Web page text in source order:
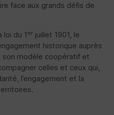
face aux grands défis de
loi du 1 er juillet 1901, le
historique auprès
son modèle coopératif et
celles et ceux qui,
l’engagement et la